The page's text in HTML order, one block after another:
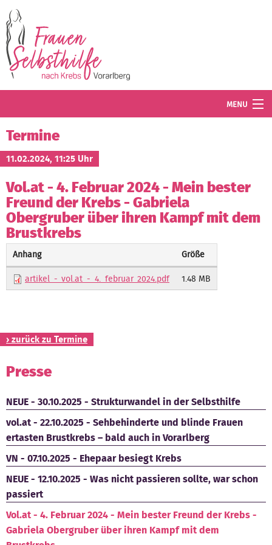
MENU
Termine
Blog
Angebot
Wissenswertes
Der Verein
Mitglied werden
Kontakt
Termine
11.02.2024, 11:25 Uhr
Vol.at - 4. Februar 2024 - Mein bester
Freund der Krebs - Gabriela
Obergruber über ihren Kampf mit dem
Brustkrebs
Anhang
Größe
artikel_-_vol.at_-_4._februar_2024.pdf
1.48 MB
› zurück zu Termine
Presse
NEUE - 30.10.2025 - Strukturwandel in der Selbsthilfe
vol.at - 22.10.2025 - Sehbehinderte und blinde Frauen
ertasten Brustkrebs – bald auch in Vorarlberg
VN - 07.10.2025 - Ehepaar besiegt Krebs
NEUE - 12.10.2025 - Was nicht passieren sollte, war schon
passiert
Vol.at - 4. Februar 2024 - Mein bester Freund der Krebs -
Gabriela Obergruber über ihren Kampf mit dem